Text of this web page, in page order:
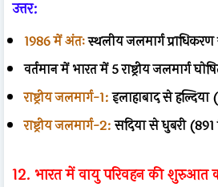
उत्तर:
1986 में अंतःस्थलीय जलमार्ग
वर्तमान में भारत में 5 राष्ट्रीय जलमार्ग
राष्ट्रीय जलमार्ग-1:इलाहाबाद से
राष्ट्रीय जलमार्ग-2:सदिया से धुबरी
12. भारत में वायु परिवहन की शुरुआत